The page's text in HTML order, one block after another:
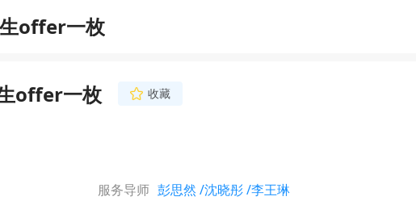
offer一枚
offer一枚
收藏
服务导师 彭思然 /沈晓彤/李王琳